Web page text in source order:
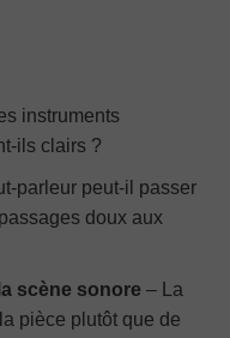
instruments
ils clairs ?
parleur peut-il passer
doux aux
scène sonore – La
pièce plutôt que de